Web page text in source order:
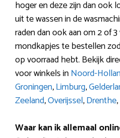
hoger en deze zijn dan ook
uit te wassen in de
raden dan ook aan om 2 of
mondkapjes te bestellen
op voorraad hebt. Bekijk
voor winkels inNoord-
Groningen,Limburg,
Zeeland,Overijssel,Drenthe,
Waar kan ik allemaal